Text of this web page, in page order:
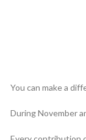
You can make a
During November